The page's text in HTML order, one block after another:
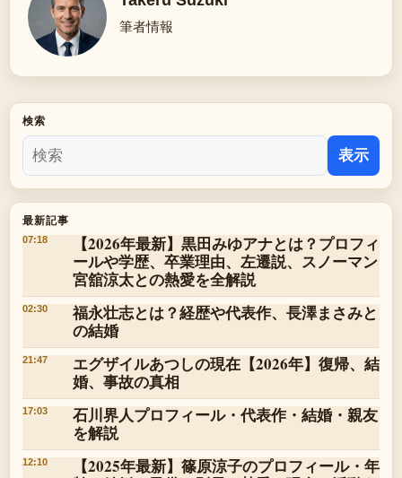
筆者情報
検索
表示
最新記事
07:18
【2026年最新】黒田みゆアナとは？プロフィ
ールや学歴、卒業理由、左遷説、スノーマン
宮舘涼太との熱愛を全解説
02:30
福永壮志とは？経歴や代表作、長澤まさみと
の結婚
21:47
エグザイルあつしの現在【2026年】復帰、結
婚、事故の真相
17:03
石川界人プロフィール・代表作・結婚・親友
を解説
12:10
【2025年最新】篠原涼子のプロフィール・年